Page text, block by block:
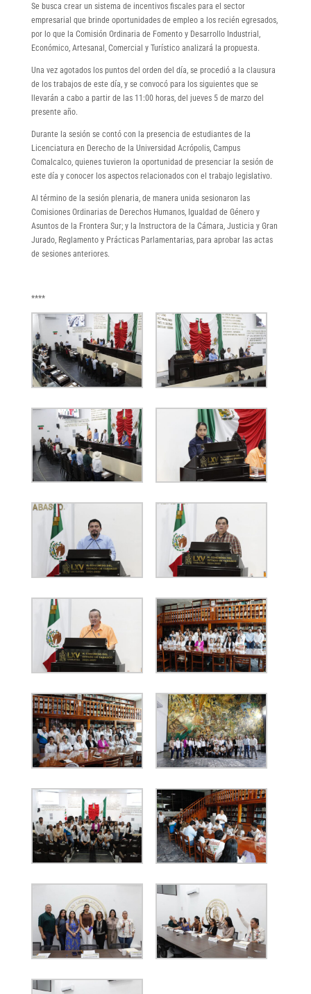
Se busca crear un sistema de incentivos fiscales para el sector
empresarial que brinde oportunidades de empleo a los recién egresados,
por lo que la Comisión Ordinaria de Fomento y Desarrollo Industrial,
Económico, Artesanal, Comercial y Turístico analizará la propuesta.
Una vez agotados los puntos del orden del día, se procedió a la clausura
de los trabajos de este día, y se convocó para los siguientes que se
llevarán a cabo a partir de las 11:00 horas, del jueves 5 de marzo del
presente año.
Durante la sesión se contó con la presencia de estudiantes de la
Licenciatura en Derecho de la Universidad Acrópolis, Campus
Comalcalco, quienes tuvieron la oportunidad de presenciar la sesión de
este día y conocer los aspectos relacionados con el trabajo legislativo.
Al término de la sesión plenaria, de manera unida sesionaron las
Comisiones Ordinarias de Derechos Humanos, Igualdad de Género y
Asuntos de la Frontera Sur; y la Instructora de la Cámara, Justicia y Gran
Jurado, Reglamento y Prácticas Parlamentarias, para aprobar las actas
de sesiones anteriores.
****